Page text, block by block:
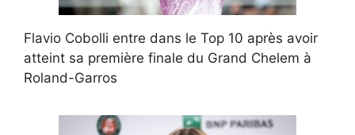
Flavio Cobolli entre dans le Top 10 après avoir
atteint sa première finale du Grand Chelem à
Roland-Garros